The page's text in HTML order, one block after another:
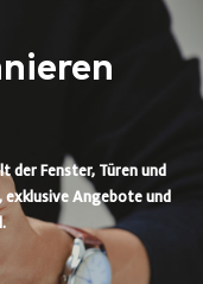
der Fenster, Türen und
exklusive Angebote und